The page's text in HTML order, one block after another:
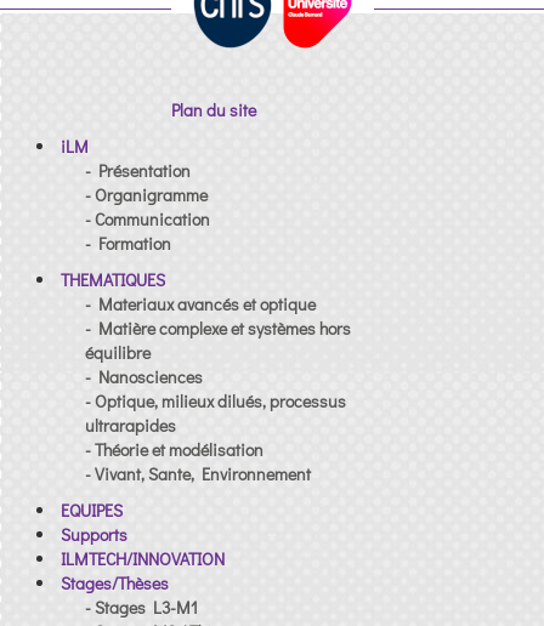
Plan du site
iLM
- Présentation
- Organigramme
- Communication
- Formation
THEMATIQUES
- Materiaux avancés et optique
- Matière complexe et systèmes hors
équilibre
- Nanosciences
- Optique, milieux dilués, processus
ultrarapides
- Théorie et modélisation
- Vivant, Sante, Environnement
EQUIPES
Supports
ILMTECH/INNOVATION
Stages/Thèses
- Stages L3-M1